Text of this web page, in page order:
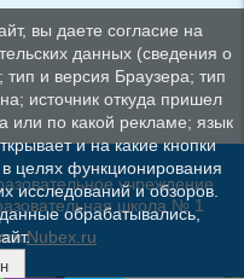
учреждение
школа № 1
Nubex.ru
вы даете согласие на
данных (сведения о
и версия Браузера; тип
источник откуда пришел
или по какой рекламе; язык
и на какие кнопки
целях функционирования
исследований и обзоров.
обрабатывались,